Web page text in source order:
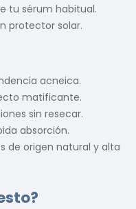
tu sérum habitual.
protector solar.
acneica.
matificante.
sin resecar.
absorción.
de origen natural y alta